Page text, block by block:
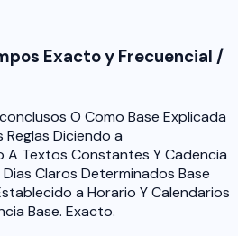
Exacto y Frecuencial /
O Como Base Explicada
Diciendo a
A Textos Constantes Y Cadencia
Claros Determinados Base
a Horario Y Calendarios
Base. Exacto.